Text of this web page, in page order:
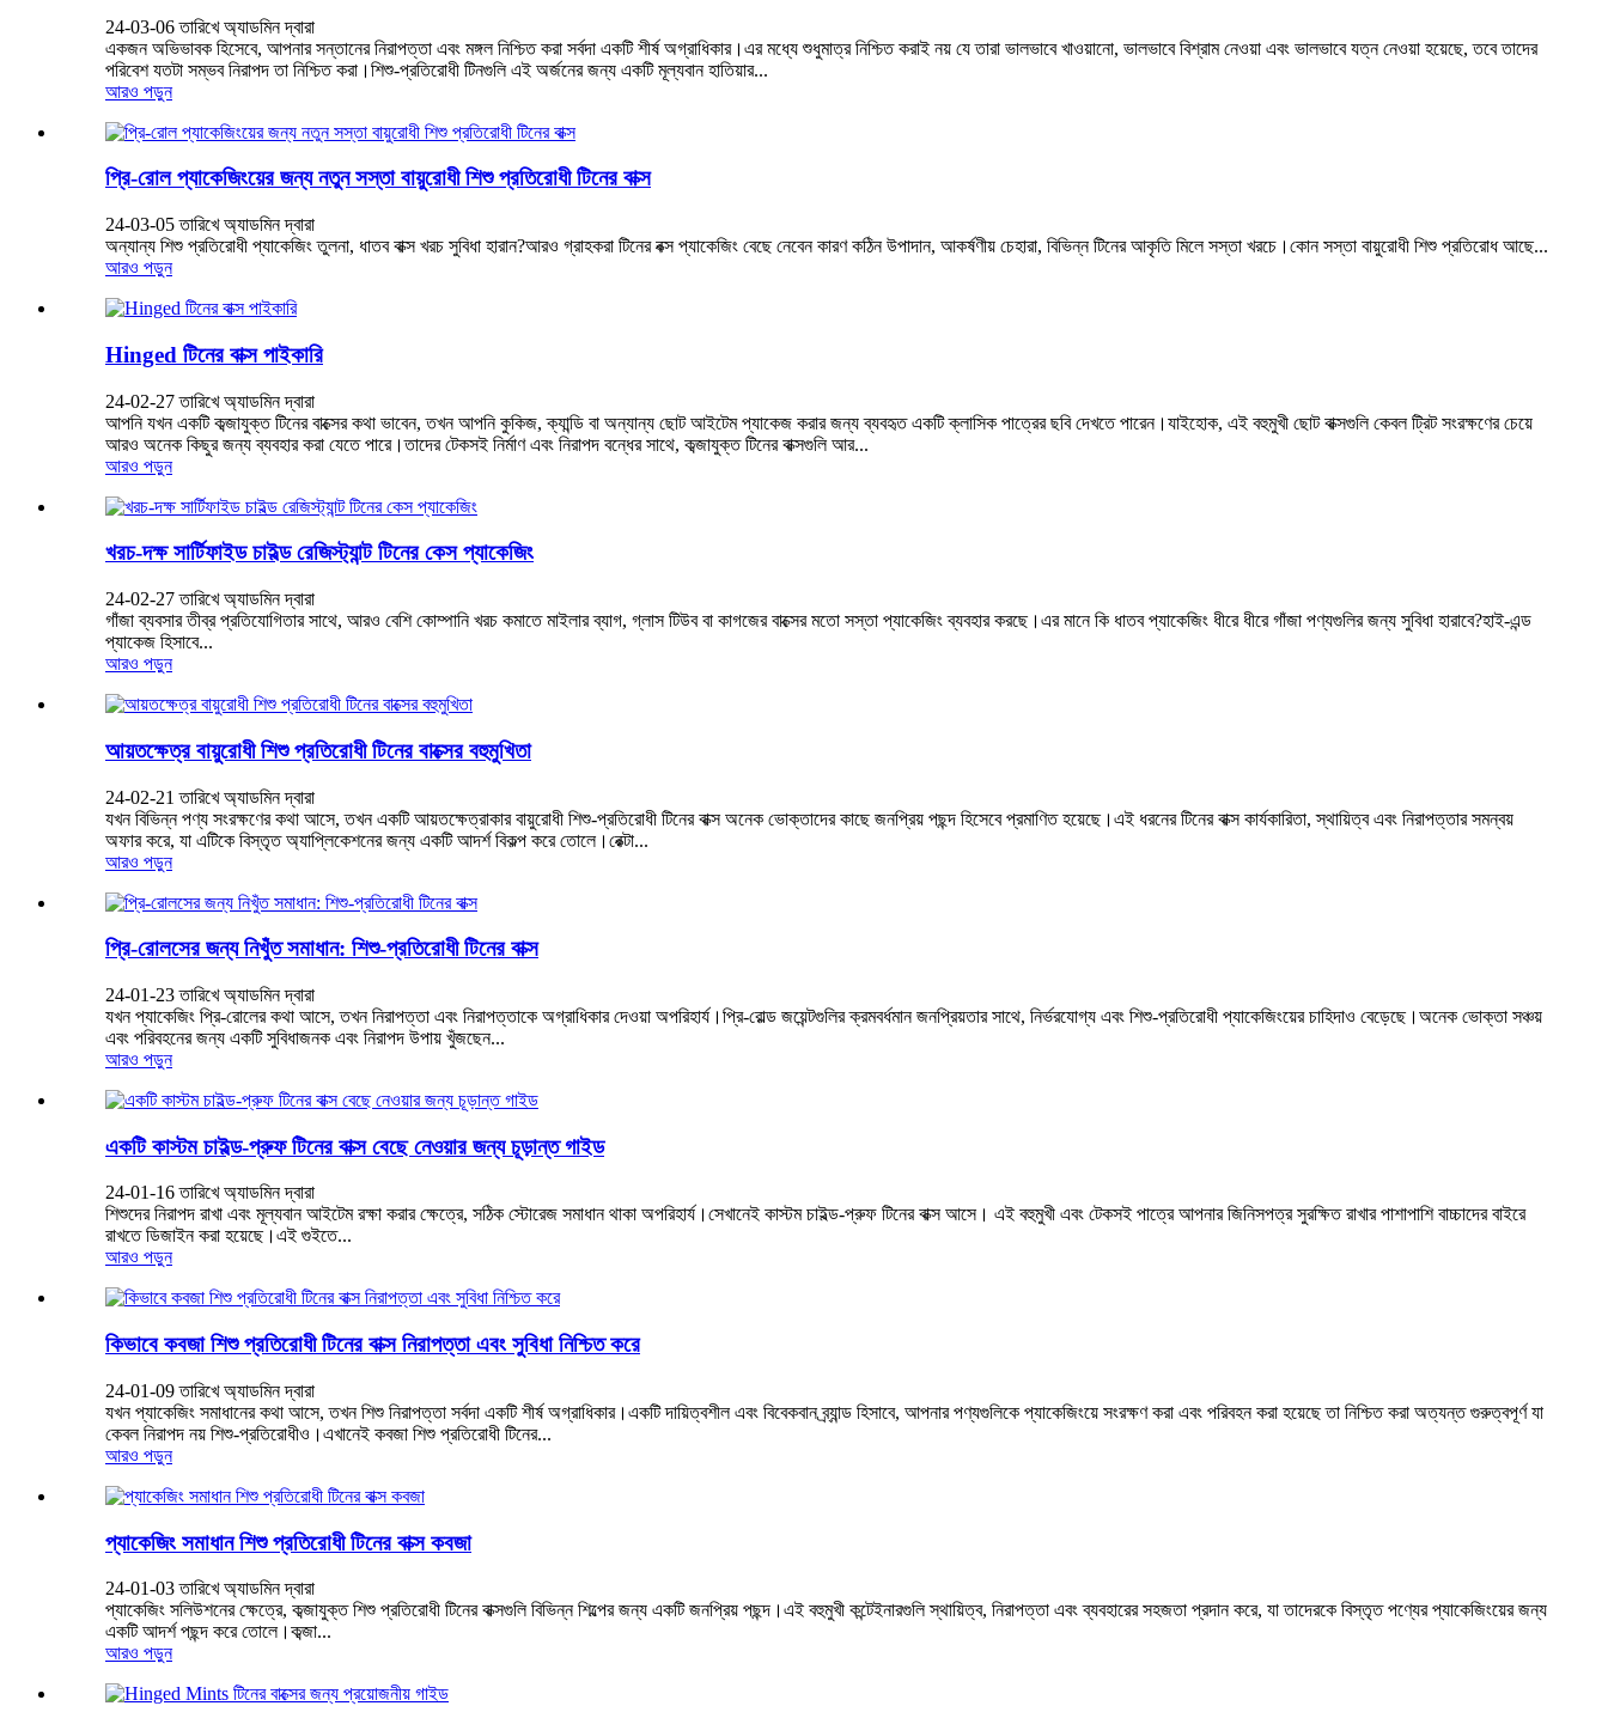
24-03-06 তারিখে অ্যাডমিন দ্বারা
একজন অভিভাবক হিসেবে, আপনার সন্তানের নিরাপত্তা এবং মঙ্গল নিশ্চিত করা সর্বদা একটি শীর্ষ অগ্রাধিকার।এর মধ্যে শুধুমাত্র নিশ্চিত করাই নয় যে তারা ভালভাবে খাওয়ানো, ভালভাবে বিশ্রাম নেওয়া এবং ভালভাবে যত্ন নেওয়া হয়েছে, তবে তাদের
পরিবেশ যতটা সম্ভব নিরাপদ তা নিশ্চিত করা।শিশু-প্রতিরোধী টিনগুলি এই অর্জনের জন্য একটি মূল্যবান হাতিয়ার...
আরও পড়ুন
প্রি-রোল প্যাকেজিংয়ের জন্য নতুন সস্তা বায়ুরোধী শিশু প্রতিরোধী টিনের বাক্স
24-03-05 তারিখে অ্যাডমিন দ্বারা
অন্যান্য শিশু প্রতিরোধী প্যাকেজিং তুলনা, ধাতব বাক্স খরচ সুবিধা হারান?আরও গ্রাহকরা টিনের বক্স প্যাকেজিং বেছে নেবেন কারণ কঠিন উপাদান, আকর্ষণীয় চেহারা, বিভিন্ন টিনের আকৃতি মিলে সস্তা খরচে।কোন সস্তা বায়ুরোধী শিশু প্রতিরোধ আছে...
আরও পড়ুন
Hinged টিনের বাক্স পাইকারি
24-02-27 তারিখে অ্যাডমিন দ্বারা
আপনি যখন একটি কব্জাযুক্ত টিনের বাক্সের কথা ভাবেন, তখন আপনি কুকিজ, ক্যান্ডি বা অন্যান্য ছোট আইটেম প্যাকেজ করার জন্য ব্যবহৃত একটি ক্লাসিক পাত্রের ছবি দেখতে পারেন।যাইহোক, এই বহুমুখী ছোট বাক্সগুলি কেবল ট্রিট সংরক্ষণের চেয়ে
আরও অনেক কিছুর জন্য ব্যবহার করা যেতে পারে।তাদের টেকসই নির্মাণ এবং নিরাপদ বন্ধের সাথে, কব্জাযুক্ত টিনের বাক্সগুলি আর...
আরও পড়ুন
খরচ-দক্ষ সার্টিফাইড চাইল্ড রেজিস্ট্যান্ট টিনের কেস প্যাকেজিং
24-02-27 তারিখে অ্যাডমিন দ্বারা
গাঁজা ব্যবসার তীব্র প্রতিযোগিতার সাথে, আরও বেশি কোম্পানি খরচ কমাতে মাইলার ব্যাগ, গ্লাস টিউব বা কাগজের বাক্সের মতো সস্তা প্যাকেজিং ব্যবহার করছে।এর মানে কি ধাতব প্যাকেজিং ধীরে ধীরে গাঁজা পণ্যগুলির জন্য সুবিধা হারাবে?হাই-এন্ড
প্যাকেজ হিসাবে...
আরও পড়ুন
আয়তক্ষেত্র বায়ুরোধী শিশু প্রতিরোধী টিনের বাক্সের বহুমুখিতা
24-02-21 তারিখে অ্যাডমিন দ্বারা
যখন বিভিন্ন পণ্য সংরক্ষণের কথা আসে, তখন একটি আয়তক্ষেত্রাকার বায়ুরোধী শিশু-প্রতিরোধী টিনের বাক্স অনেক ভোক্তাদের কাছে জনপ্রিয় পছন্দ হিসেবে প্রমাণিত হয়েছে।এই ধরনের টিনের বাক্স কার্যকারিতা, স্থায়িত্ব এবং নিরাপত্তার সমন্বয়
অফার করে, যা এটিকে বিস্তৃত অ্যাপ্লিকেশনের জন্য একটি আদর্শ বিকল্প করে তোলে।রেক্টা...
আরও পড়ুন
প্রি-রোলসের জন্য নিখুঁত সমাধান: শিশু-প্রতিরোধী টিনের বাক্স
24-01-23 তারিখে অ্যাডমিন দ্বারা
যখন প্যাকেজিং প্রি-রোলের কথা আসে, তখন নিরাপত্তা এবং নিরাপত্তাকে অগ্রাধিকার দেওয়া অপরিহার্য।প্রি-রোল্ড জয়েন্টগুলির ক্রমবর্ধমান জনপ্রিয়তার সাথে, নির্ভরযোগ্য এবং শিশু-প্রতিরোধী প্যাকেজিংয়ের চাহিদাও বেড়েছে।অনেক ভোক্তা সঞ্চয়
এবং পরিবহনের জন্য একটি সুবিধাজনক এবং নিরাপদ উপায় খুঁজছেন...
আরও পড়ুন
একটি কাস্টম চাইল্ড-প্রুফ টিনের বাক্স বেছে নেওয়ার জন্য চূড়ান্ত গাইড
24-01-16 তারিখে অ্যাডমিন দ্বারা
শিশুদের নিরাপদ রাখা এবং মূল্যবান আইটেম রক্ষা করার ক্ষেত্রে, সঠিক স্টোরেজ সমাধান থাকা অপরিহার্য।সেখানেই কাস্টম চাইল্ড-প্রুফ টিনের বাক্স আসে। এই বহুমুখী এবং টেকসই পাত্রে আপনার জিনিসপত্র সুরক্ষিত রাখার পাশাপাশি বাচ্চাদের বাইরে
রাখতে ডিজাইন করা হয়েছে।এই গুইতে...
আরও পড়ুন
কিভাবে কবজা শিশু প্রতিরোধী টিনের বাক্স নিরাপত্তা এবং সুবিধা নিশ্চিত করে
24-01-09 তারিখে অ্যাডমিন দ্বারা
যখন প্যাকেজিং সমাধানের কথা আসে, তখন শিশু নিরাপত্তা সর্বদা একটি শীর্ষ অগ্রাধিকার।একটি দায়িত্বশীল এবং বিবেকবান ব্র্যান্ড হিসাবে, আপনার পণ্যগুলিকে প্যাকেজিংয়ে সংরক্ষণ করা এবং পরিবহন করা হয়েছে তা নিশ্চিত করা অত্যন্ত গুরুত্বপূর্ণ যা
কেবল নিরাপদ নয় শিশু-প্রতিরোধীও।এখানেই কবজা শিশু প্রতিরোধী টিনের...
আরও পড়ুন
প্যাকেজিং সমাধান শিশু প্রতিরোধী টিনের বাক্স কবজা
24-01-03 তারিখে অ্যাডমিন দ্বারা
প্যাকেজিং সলিউশনের ক্ষেত্রে, কব্জাযুক্ত শিশু প্রতিরোধী টিনের বাক্সগুলি বিভিন্ন শিল্পের জন্য একটি জনপ্রিয় পছন্দ।এই বহুমুখী কন্টেইনারগুলি স্থায়িত্ব, নিরাপত্তা এবং ব্যবহারের সহজতা প্রদান করে, যা তাদেরকে বিস্তৃত পণ্যের প্যাকেজিংয়ের জন্য
একটি আদর্শ পছন্দ করে তোলে।কব্জা...
আরও পড়ুন